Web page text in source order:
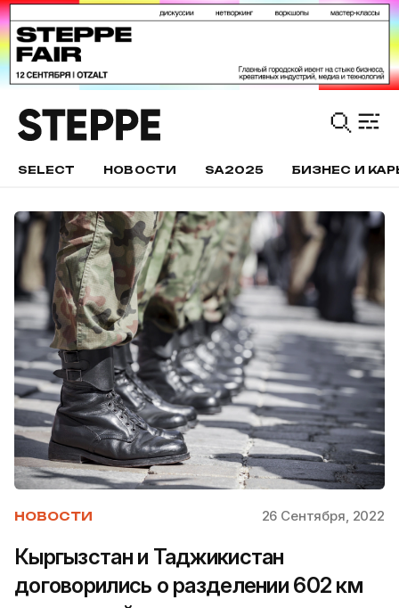
SELECT НОВОСТИ SA2025 БИЗНЕС И
НОВОСТИ 26 Сентября, 2022
Кыргызстан и Таджикистан
договорились о разделении 602 км